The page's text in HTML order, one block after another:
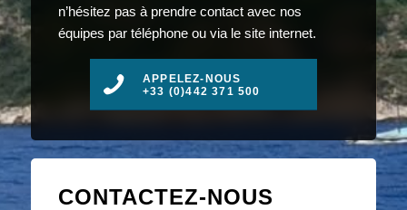
n’hésitez pas à prendre contact avec nos
équipes par téléphone ou via le site internet.
APPELEZ-NOUS
+33 (0)442 371 500
CONTACTEZ-NOUS